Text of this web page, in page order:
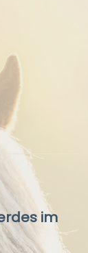
im